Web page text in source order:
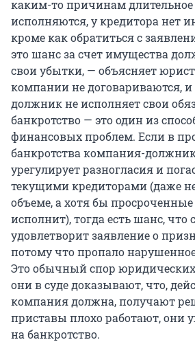
каким-то причинам
исполняются, у кредитора нет
кроме как обратиться с
это шанс за счет имущества
свои убытки, — объясняет
компании не договариваются,
должник не исполняет свои
банкротство — это один из
финансовых проблем. Если в
банкротства компания-
урегулирует разногласия и
текущими кредиторами (даже
объеме, а хотя бы просроченные
исполнит), тогда есть шанс, что
удовлетворит заявление о
потому что пропало нарушенное
Это обычный спор
они в суде доказывают, что,
компания должна, получают
приставы плохо работают, они
на банкротство.